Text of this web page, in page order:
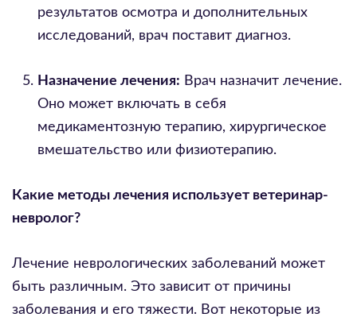
результатов осмотра и дополнительных
исследований, врач поставит диагноз.
Назначение лечения: Врач назначит лечение.
Оно может включать в себя
медикаментозную терапию, хирургическое
вмешательство или физиотерапию.
Какие методы лечения использует ветеринар-
невролог?
Лечение неврологических заболеваний может
быть различным. Это зависит от причины
заболевания и его тяжести. Вот некоторые из